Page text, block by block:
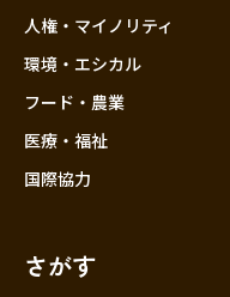
人権・マイノリティ
環境・エシカル
フード・農業
医療・福祉
国際協力
さがす